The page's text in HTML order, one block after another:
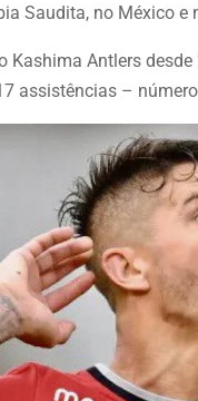
Saudita, no México e
Kashima Antlers
assistências –